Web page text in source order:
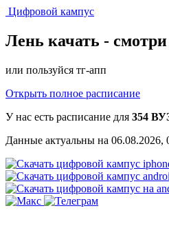
Цифровой кампус
Лень качать -
или пользуйся тг-апп
Открыть полное расписание
У нас есть расписание для 354
Данные актуальны на 06.08.2026,